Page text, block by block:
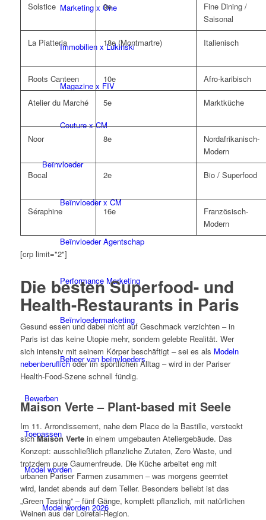
Marketing x One
Immobilien x Lukinski
Magazine x FIV
Couture x CM
Beïnvloeder
Beïnvloeder x CM
Beïnvloeder Agentschap
Performance Marketing
Beïnvloedermarketing
Beheer van beïnvloeders
Bewerben
Toepassen
Model worden
Model worden 2026
Solstice 9e
Fine Dining /
Saisonal
La Piatteria 18e (Montmartre) Italienisch
Roots Canteen 10e Afro-karibisch
Atelier du Marché 5e Marktküche
Noor 8e
Nordafrikanisch-
Modern
Bocal 2e Bio / Superfood
Séraphine 16e
Französisch-
Modern
[crp limit="2"]
Die besten Superfood- und
Health-Restaurants in Paris
Gesund essen und dabei nicht auf Geschmack verzichten – in
Paris ist das keine Utopie mehr, sondern gelebte Realität. Wer
sich intensiv mit seinem Körper beschäftigt – sei es als Modeln
nebenberuflichoder im sportlichen Alltag – wird in der Pariser
Health-Food-Szene schnell fündig.
Maison Verte – Plant-based mit Seele
Im 11. Arrondissement, nahe dem Place de la Bastille, versteckt
sichMaison Vertein einem umgebauten Ateliergebäude. Das
Konzept: ausschließlich pflanzliche Zutaten, Zero Waste, und
trotzdem pure Gaumenfreude. Die Küche arbeitet eng mit
urbanen Pariser Farmen zusammen – was morgens geerntet
wird, landet abends auf dem Teller. Besonders beliebt ist das
„Green Tasting” – fünf Gänge, komplett pflanzlich, mit natürlichen
Weinen aus der Loiretal-Region.